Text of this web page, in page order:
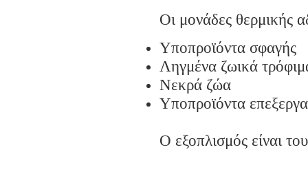
Οι μονάδες θερμικής
Υποπροϊόντα σφαγής
Ληγμένα ζωικά
Νεκρά ζώα
Υποπροϊόντα
Ο εξοπλισμός είναι